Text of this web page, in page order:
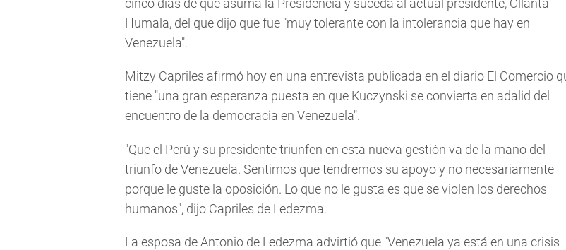
cinco días de que asuma la Presidencia y suceda al actual presidente, Ollanta
Humala, del que dijo que fue "muy tolerante con la intolerancia que hay en
Venezuela".
Mitzy Capriles afirmó hoy en una entrevista publicada en el diario El Comercio
tiene "una gran esperanza puesta en que Kuczynski se convierta en adalid del
encuentro de la democracia en Venezuela".
"Que el Perú y su presidente triunfen en esta nueva gestión va de la mano del
triunfo de Venezuela. Sentimos que tendremos su apoyo y no necesariamente
porque le guste la oposición. Lo que no le gusta es que se violen los derechos
humanos", dijo Capriles de Ledezma.
La esposa de Antonio de Ledezma advirtió que "Venezuela ya está en una crisis